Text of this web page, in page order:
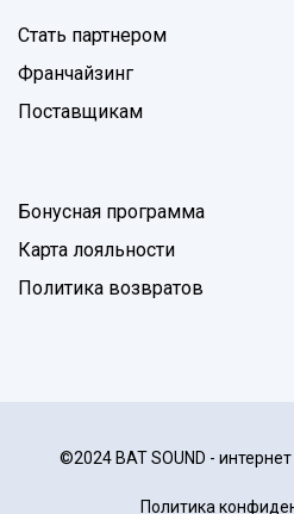
Стать партнером
Франчайзинг
Поставщикам
Бонусная программа
Карта лояльности
Политика возвратов
©2024 BAT SOUND -
Политика